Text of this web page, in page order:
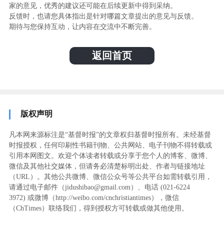
家的意见，优秀的建议还可能在后续更新中得到采纳。
反馈时，也请您具体指出是针对哪篇文章提出的意见与反馈。
期待与您保持互动，让内容在交流中不断完善。
返回首页
版权声明
凡本网来源标注是“基督时报”的文章权归基督时报所有。未经基督
时报授权，任何印刷性书籍刊物、公共网站、电子刊物不得转载或
引用本网图文。欢迎个体读者转载或分享于您个人的博客、微博、
微信及其他社交媒体，但请务必清楚标明出处、作者与链接地址
（URL）。其他公共微博、微信公众号等公共平台如需转载引用，
请通过电子邮件（jidushibao@gmail.com）、电话 (021-6224
3972) ‬或微博（http://weibo.com/cnchristiantimes），微信
（ChTimes）联络我们，得到授权方可转载或做其他使用。